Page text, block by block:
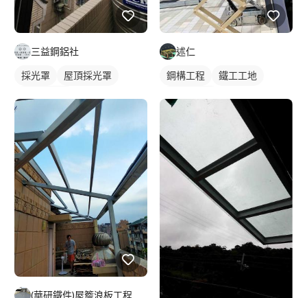
三益鋼鋁社
採光罩
屋頂採光罩
(華研鐵件)屋簷浪板工程
述仁
鋼構工程
鐵工工地